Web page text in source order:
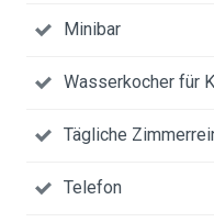
Minibar
Wasserkocher für
Tägliche
Telefon